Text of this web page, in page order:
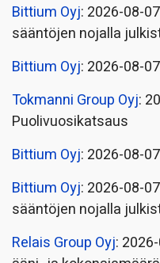
Bittium Oyj: 2026-08-
sääntöjen nojalla
Bittium Oyj: 2026-08-
Tokmanni Group Oyj:
Puolivuosikatsaus
Bittium Oyj: 2026-08-
Bittium Oyj: 2026-08-
sääntöjen nojalla
Relais Group Oyj: